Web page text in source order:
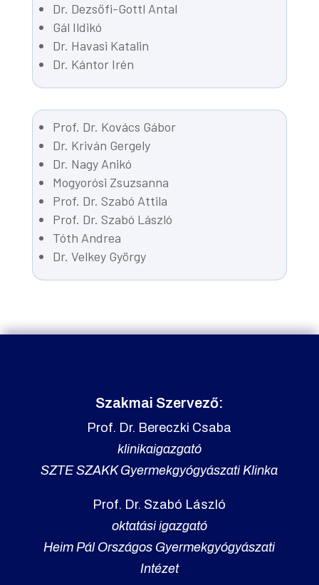
Dr. Dezsőfi-Gottl Antal
Gál Ildikó
Dr. Havasi Katalin
Dr. Kántor Irén
Prof. Dr. Kovács Gábor
Dr. Kriván Gergely
Dr. Nagy Anikó
Mogyorósi Zsuzsanna
Prof. Dr. Szabó Attila
Prof. Dr. Szabó László
Tóth Andrea
Dr. Velkey György
Szakmai Szervező:
Prof. Dr. Bereczki Csaba
klinikaigazgató
SZTE SZAKK Gyermekgyógyászati Klinka
Prof. Dr. Szabó László
oktatási igazgató
Heim Pál Országos Gyermekgyógyászati
Intézet